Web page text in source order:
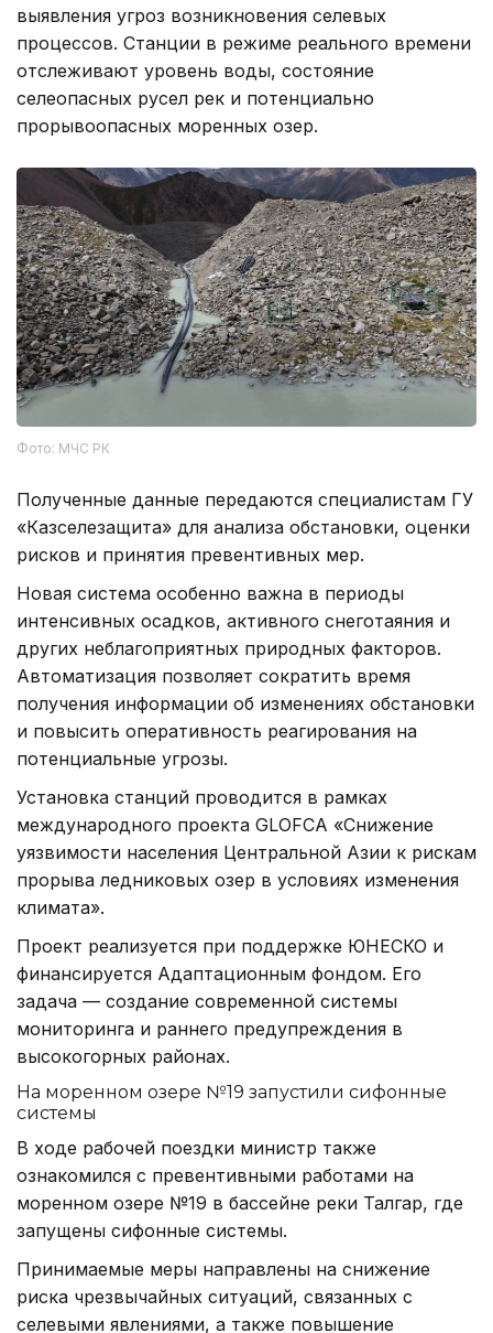
выявления угроз возникновения селевых
процессов. Станции в режиме реального времени
отслеживают уровень воды, состояние
селеопасных русел рек и потенциально
прорывоопасных моренных озер.
Фото: МЧС РК
Полученные данные передаются специалистам ГУ
«Казселезащита» для анализа обстановки, оценки
рисков и принятия превентивных мер.
Новая система особенно важна в периоды
интенсивных осадков, активного снеготаяния и
других неблагоприятных природных факторов.
Автоматизация позволяет сократить время
получения информации об изменениях обстановки
и повысить оперативность реагирования на
потенциальные угрозы.
Установка станций проводится в рамках
международного проекта GLOFCA «Снижение
уязвимости населения Центральной Азии к рискам
прорыва ледниковых озер в условиях изменения
климата».
Проект реализуется при поддержке ЮНЕСКО и
финансируется Адаптационным фондом. Его
задача — создание современной системы
мониторинга и раннего предупреждения в
высокогорных районах.
На моренном озере №19 запустили сифонные
системы
В ходе рабочей поездки министр также
ознакомился с превентивными работами на
моренном озере №19 в бассейне реки Талгар, где
запущены сифонные системы.
Принимаемые меры направлены на снижение
риска чрезвычайных ситуаций, связанных с
селевыми явлениями, а также повышение